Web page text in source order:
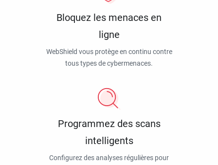
Bloquez les menaces en
ligne
WebShield vous protège en continu contre
tous types de cybermenaces.
Programmez des scans
intelligents
Configurez des analyses régulières pour